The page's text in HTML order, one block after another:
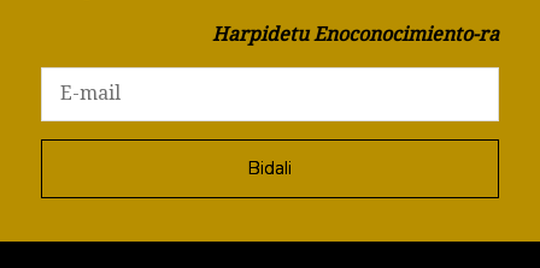
Harpidetu Enoconocimiento-ra